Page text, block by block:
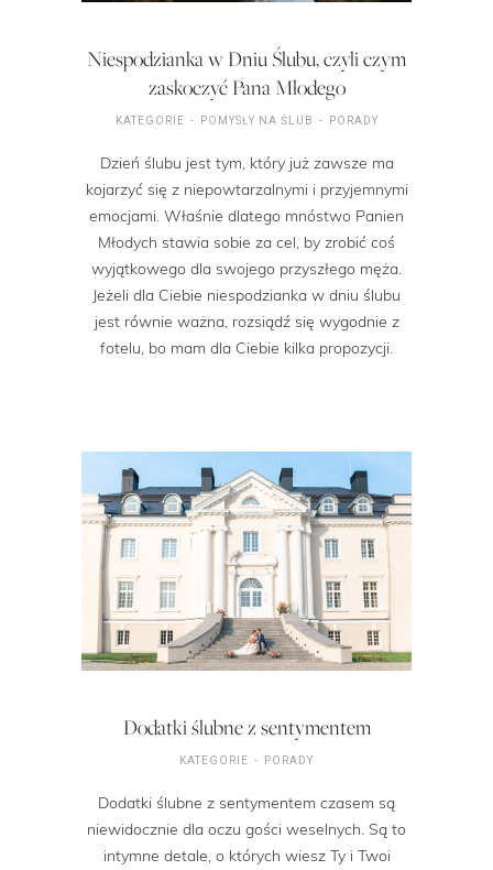
Niespodzianka w Dniu Ślubu, czyli czym
zaskoczyć Pana Młodego
KATEGORIE POMYSŁY NA ŚLUB PORADY
Dzień ślubu jest tym, który już zawsze ma
kojarzyć się z niepowtarzalnymi i przyjemnymi
emocjami. Właśnie dlatego mnóstwo Panien
Młodych stawia sobie za cel, by zrobić coś
wyjątkowego dla swojego przyszłego męża.
Jeżeli dla Ciebie niespodzianka w dniu ślubu
jest równie ważna, rozsiądź się wygodnie z
fotelu, bo mam dla Ciebie kilka propozycji.
Dodatki ślubne z sentymentem
KATEGORIE PORADY
Dodatki ślubne z sentymentem czasem są
niewidocznie dla oczu gości weselnych. Są to
intymne detale, o których wiesz Ty i Twoi